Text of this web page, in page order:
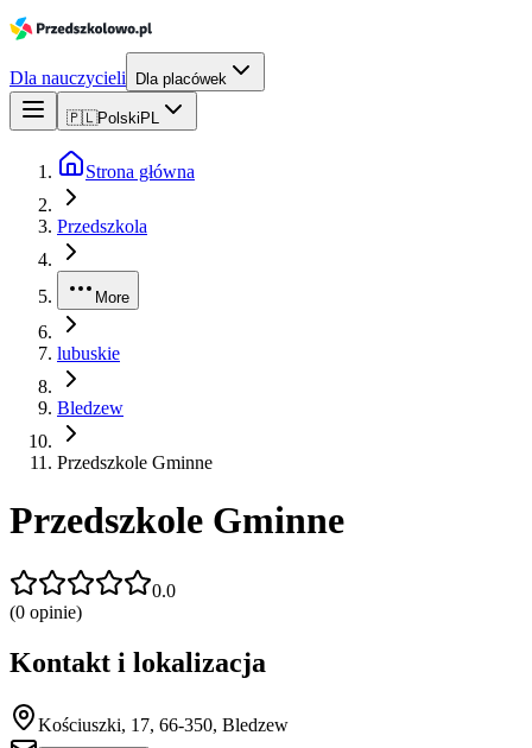
Dla nauczycieli Dla placówek
🇵🇱Polski PL
Strona główna
Przedszkola
More
lubuskie
Bledzew
Przedszkole Gminne
Przedszkole Gminne
0.0
(0 opinie)
Kontakt i lokalizacja
Kościuszki, 17, 66-350, Bledzew